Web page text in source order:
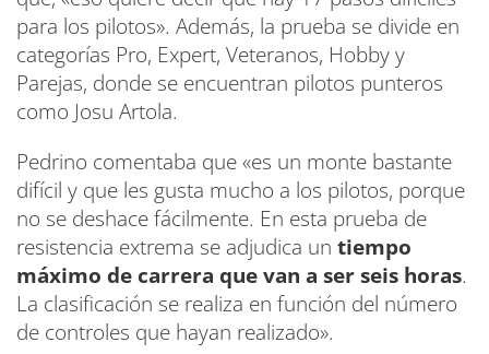
para los pilotos». Además, la prueba se divide en
categorías Pro, Expert, Veteranos, Hobby y
Parejas, donde se encuentran pilotos punteros
como Josu Artola.
Pedrino comentaba que «es un monte bastante
difícil y que les gusta mucho a los pilotos, porque
no se deshace fácilmente. En esta prueba de
resistencia extrema se adjudica un tiempo
máximo de carrera que van a ser seis horas.
La clasificación se realiza en función del número
de controles que hayan realizado».